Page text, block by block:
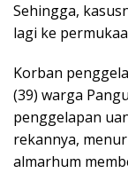
Sehingga,
lagi ke
Korban
(39) warga
penggelapan
rekannya,
almarhum